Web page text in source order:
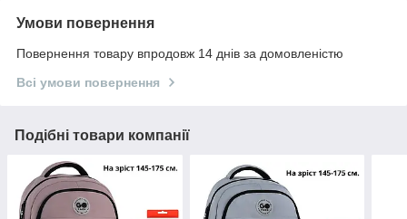
Умови повернення
Повернення товару впродовж 14 днів за домовленістю
Всі умови повернення
Подібні товари компанії